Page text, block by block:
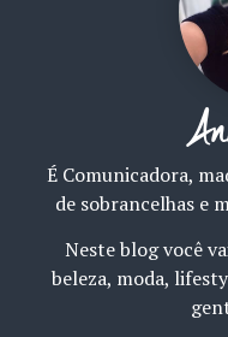
É Comunicadora,
de sobrancelhas e
Neste blog você
beleza, moda,